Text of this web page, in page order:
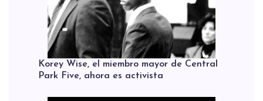
Korey Wise, el miembro mayor de Central
Park Five, ahora es activista